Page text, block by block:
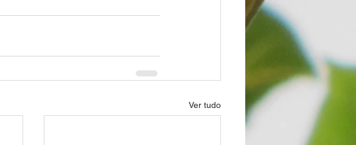
Ver tudo